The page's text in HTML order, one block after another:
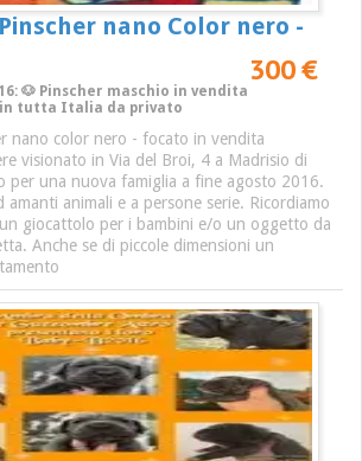
nano Color nero -
300 €
🐶 Pinscher maschio in vendita
in tutta Italia da privato
nano color nero - focato in vendita
visionato in Via del Broi, 4 a Madrisio di
per una nuova famiglia a fine agosto 2016.
amanti animali e a persone serie. Ricordiamo
giocattolo per i bambini e/o un oggetto da
Anche se di piccole dimensioni un